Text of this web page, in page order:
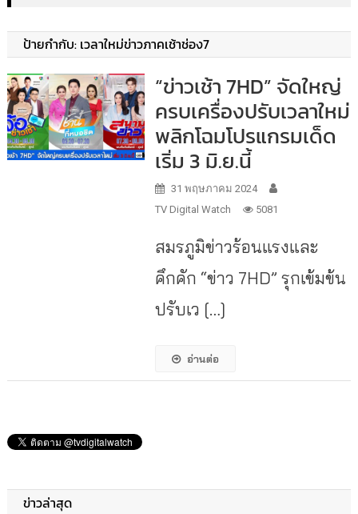
ป้ายกำกับ: เวลาใหม่ข่าวภาคเช้าช่อง7
“ข่าวเช้า 7HD” จัดใหญ่
ครบเครื่องปรับเวลาใหม่
พลิกโฉมโปรแกรมเด็ด
เริ่ม 3 มิ.ย.นี้
31 พฤษภาคม 2024
TV Digital Watch
5081
สมรภูมิข่าวร้อนแรงและ
คึกคัก “ข่าว 7HD” รุกเข้มข้น
ปรับเว […]
อ่านต่อ
ข่าวล่าสุด